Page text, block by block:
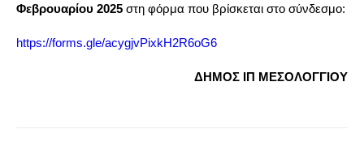
Φεβρουαρίου 2025 στη φόρμα που βρίσκεται στο σύνδεσμο:
https://forms.gle/acygjvPixkH2R6oG6
ΔΗΜΟΣ ΙΠ ΜΕΣΟΛΟΓΓΙΟΥ